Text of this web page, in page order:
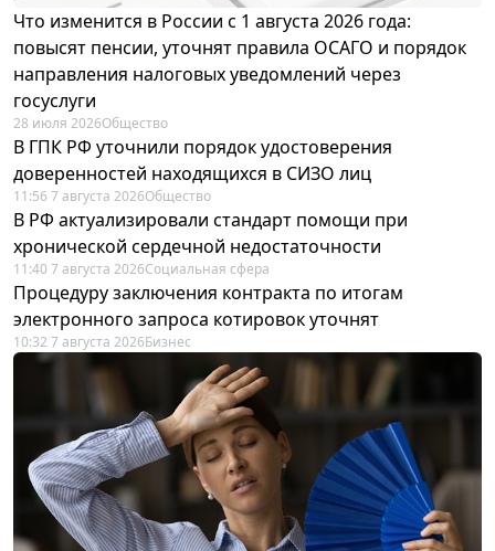
Что изменится в России с 1 августа 2026 года:
повысят пенсии, уточнят правила ОСАГО и порядок
направления налоговых уведомлений через
госуслуги
28 июля 2026Общество
В ГПК РФ уточнили порядок удостоверения
доверенностей находящихся в СИЗО лиц
11:56 7 августа 2026Общество
В РФ актуализировали стандарт помощи при
хронической сердечной недостаточности
11:40 7 августа 2026Социальная сфера
Процедуру заключения контракта по итогам
электронного запроса котировок уточнят
10:32 7 августа 2026Бизнес